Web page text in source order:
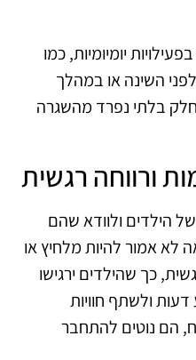
יומיומיות, כמו
השינה או במהלך
בלתי נפרד מהשגרה
ורווחה רגשית
הילדים ולוודא שהם
לא אמור להיות מלחיץ או
כך שהילדים ירגישו
ולשתף חוויות
הם נוטים להתחבר